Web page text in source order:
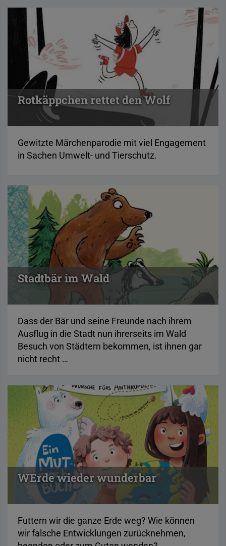
Rotkäppchen rettet den Wolf
Gewitzte Märchenparodie mit viel Engagement
in Sachen Umwelt- und Tierschutz.
Stadtbär im Wald
Dass der Bär und seine Freunde nach ihrem
Ausflug in die Stadt nun ihrerseits im Wald
Besuch von Städtern bekommen, ist ihnen gar
nicht recht …
WErde wieder wunderbar
Futtern wir die ganze Erde weg? Wie können
wir falsche Entwicklungen zurücknehmen,